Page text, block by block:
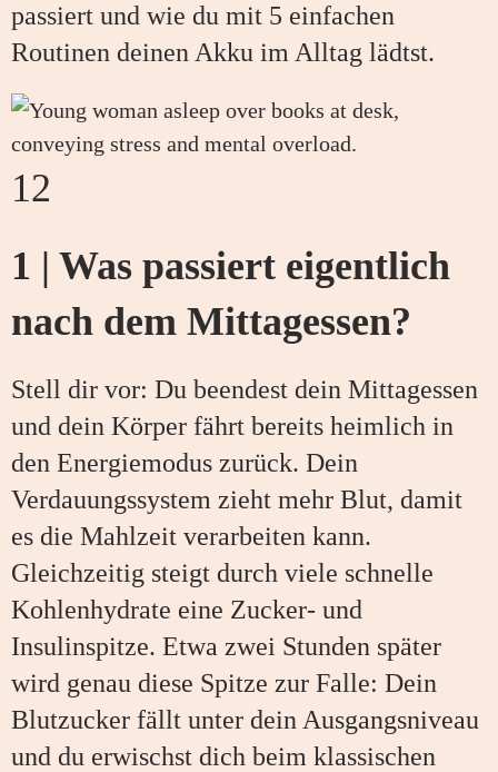
passiert und wie du mit 5 einfachen
Routinen deinen Akku im Alltag lädtst.
12
1 | Was passiert eigentlich
nach dem Mittagessen?
Stell dir vor: Du beendest dein Mittagessen
und dein Körper fährt bereits heimlich in
den Energiemodus zurück. Dein
Verdauungssystem zieht mehr Blut, damit
es die Mahlzeit verarbeiten kann.
Gleichzeitig steigt durch viele schnelle
Kohlenhydrate eine Zucker- und
Insulinspitze. Etwa zwei Stunden später
wird genau diese Spitze zur Falle: Dein
Blutzucker fällt unter dein Ausgangsniveau
und du erwischst dich beim klassischen